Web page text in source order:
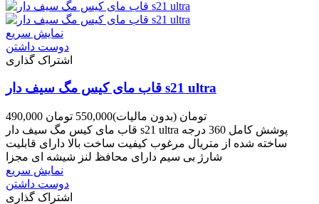
نمایش سریع
دوست داشتن
اشتراک گذاری
قاب مای کیس مگ سیف دار s21 ultra
490,000 تومان (بدون مالیات)550,000 تومان
قاب مای کیس مگ سیف دار s21 ultra پوشش کامل 360 درجه
ساخته شده از متریال مرغوب کیفیت ساخت بالا دارای قابلیت
شارژ بی سیم دارای محافظ لنز شیشه ای مجزا
نمایش سریع
دوست داشتن
اشتراک گذاری